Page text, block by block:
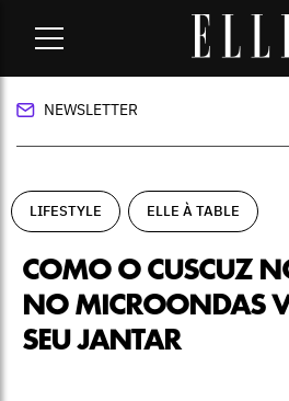
Como o cuscuz
vai salvar o seu jantar
NEWSLETTER
LIFESTYLE ELLE À TABLE
COMO O CUSCUZ
NO MICROONDAS
SEU JANTAR